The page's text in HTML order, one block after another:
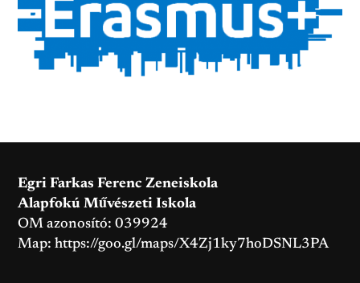
Egri Farkas Ferenc Zeneiskola
Alapfokú Művészeti Iskola
OM azonosító: 039924
Map:https://goo.gl/maps/X4Zj1ky7hoDSNL3PA